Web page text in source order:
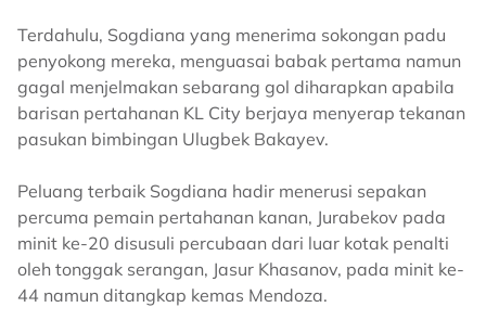
Terdahulu, Sogdiana yang menerima sokongan padu
penyokong mereka, menguasai babak pertama namun
gagal menjelmakan sebarang gol diharapkan apabila
barisan pertahanan KL City berjaya menyerap tekanan
pasukan bimbingan Ulugbek Bakayev.
Peluang terbaik Sogdiana hadir menerusi sepakan
percuma pemain pertahanan kanan, Jurabekov pada
minit ke-20 disusuli percubaan dari luar kotak penalti
oleh tonggak serangan, Jasur Khasanov, pada minit ke-
44 namun ditangkap kemas Mendoza.